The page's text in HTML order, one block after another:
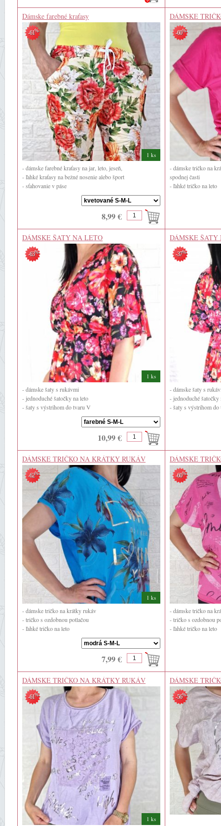
Dámske farebné kraťasy
-61%
1 ks
- dámske farebné kraťasy na jar, leto, jeseň,
- ľahké kraťasy na bežné nosenie alebo šport
- sťahovanie v páse
8,99 €
DÁMSKE
-60%
- dámske tričko na
spodnej časti
- ľahké tričko na leto
DÁMSKE ŠATY NA LETO
-63%
1 ks
- dámske šaty s rukávmi
- jednoduché šatočky na leto
- šaty s výstrihom do tvaru V
10,99 €
DÁMSKE ŠATY
-37%
- dámske šaty s
- jednoduché šatočky
- šaty s výstrihom
DÁMSKE TRIČKO NA KRÁTKY RUKÁV
-62%
1 ks
- dámske tričko na krátky rukáv
- tričko s ozdobnou potlačou
- ľahké tričko na leto
7,99 €
DÁMSKE
-60%
- dámske tričko na
- tričko s ozdobnou
- ľahké tričko na leto
DÁMSKE TRIČKO NA KRÁTKY RUKÁV
-61%
1 ks
DÁMSKE
-56%